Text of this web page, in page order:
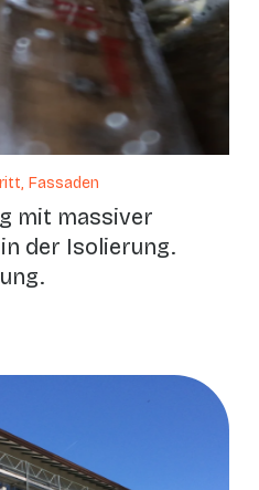
Fassaden
mit massiver
der Isolierung.